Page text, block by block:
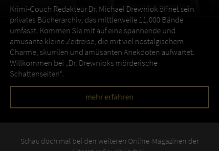
Krimi-Couch Redakteur Dr. Michael Drewniok öffnet sein
privates Bücherarchiv, das mittlerweile 11.000 Bände
umfasst. Kommen Sie mit auf eine spannende und
amüsante kleine Zeitreise, die mit viel nostalgischem
Charme, skurrilen und amüsanten Anekdoten aufwartet.
Willkommen bei „Dr. Drewnioks mörderische
Schattenseiten“.
mehr erfahren
Schau doch mal bei den weiteren Online-Magazinen der